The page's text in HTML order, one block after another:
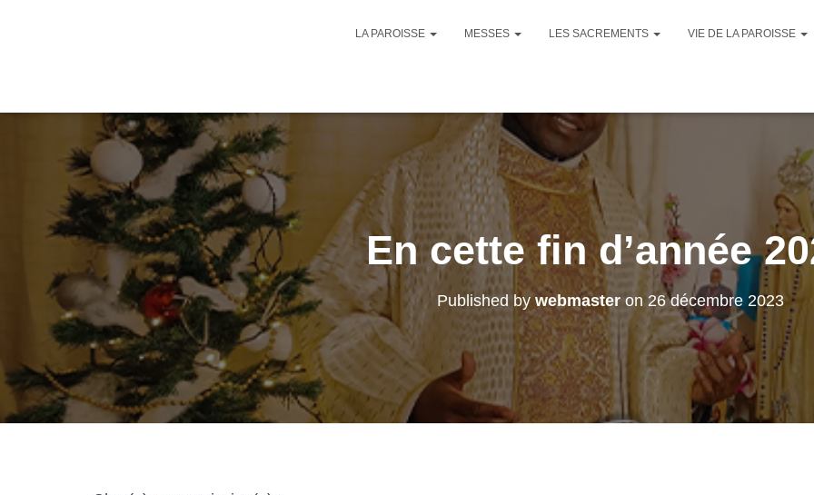
LA PAROISSE MESSES LES SACREMENTS VIE DE LA PAROISSE
En cette fin d’année
Published bywebmaster on26 décembre 2023